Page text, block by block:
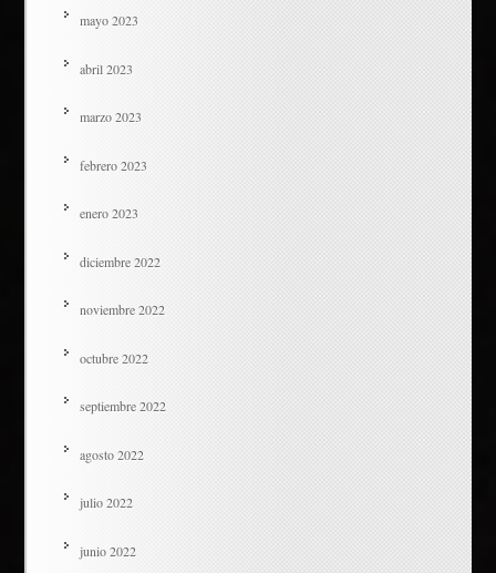
mayo 2023
abril 2023
marzo 2023
febrero 2023
enero 2023
diciembre 2022
noviembre 2022
octubre 2022
septiembre 2022
agosto 2022
julio 2022
junio 2022